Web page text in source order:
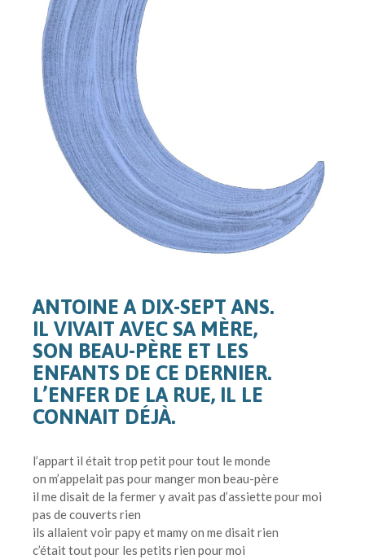
ANTOINE A DIX-SEPT ANS.
IL VIVAIT AVEC SA MÈRE,
SON BEAU-PÈRE ET LES
ENFANTS DE CE DERNIER.
L’ENFER DE LA RUE, IL LE
CONNAIT DÉJÀ.
l’appart il était trop petit pour tout le monde
on m’appelait pas pour manger mon beau-père
il me disait de la fermer y avait pas d’assiette pour moi
pas de couverts rien
ils allaient voir papy et mamy on me disait rien
c’était tout pour les petits rien pour moi